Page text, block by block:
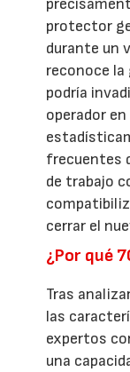
protector
durante un
reconoce la
podría
operador
frecuentes
de trabajo
cerrar el
¿Por qué
Tras
las
expertos
una